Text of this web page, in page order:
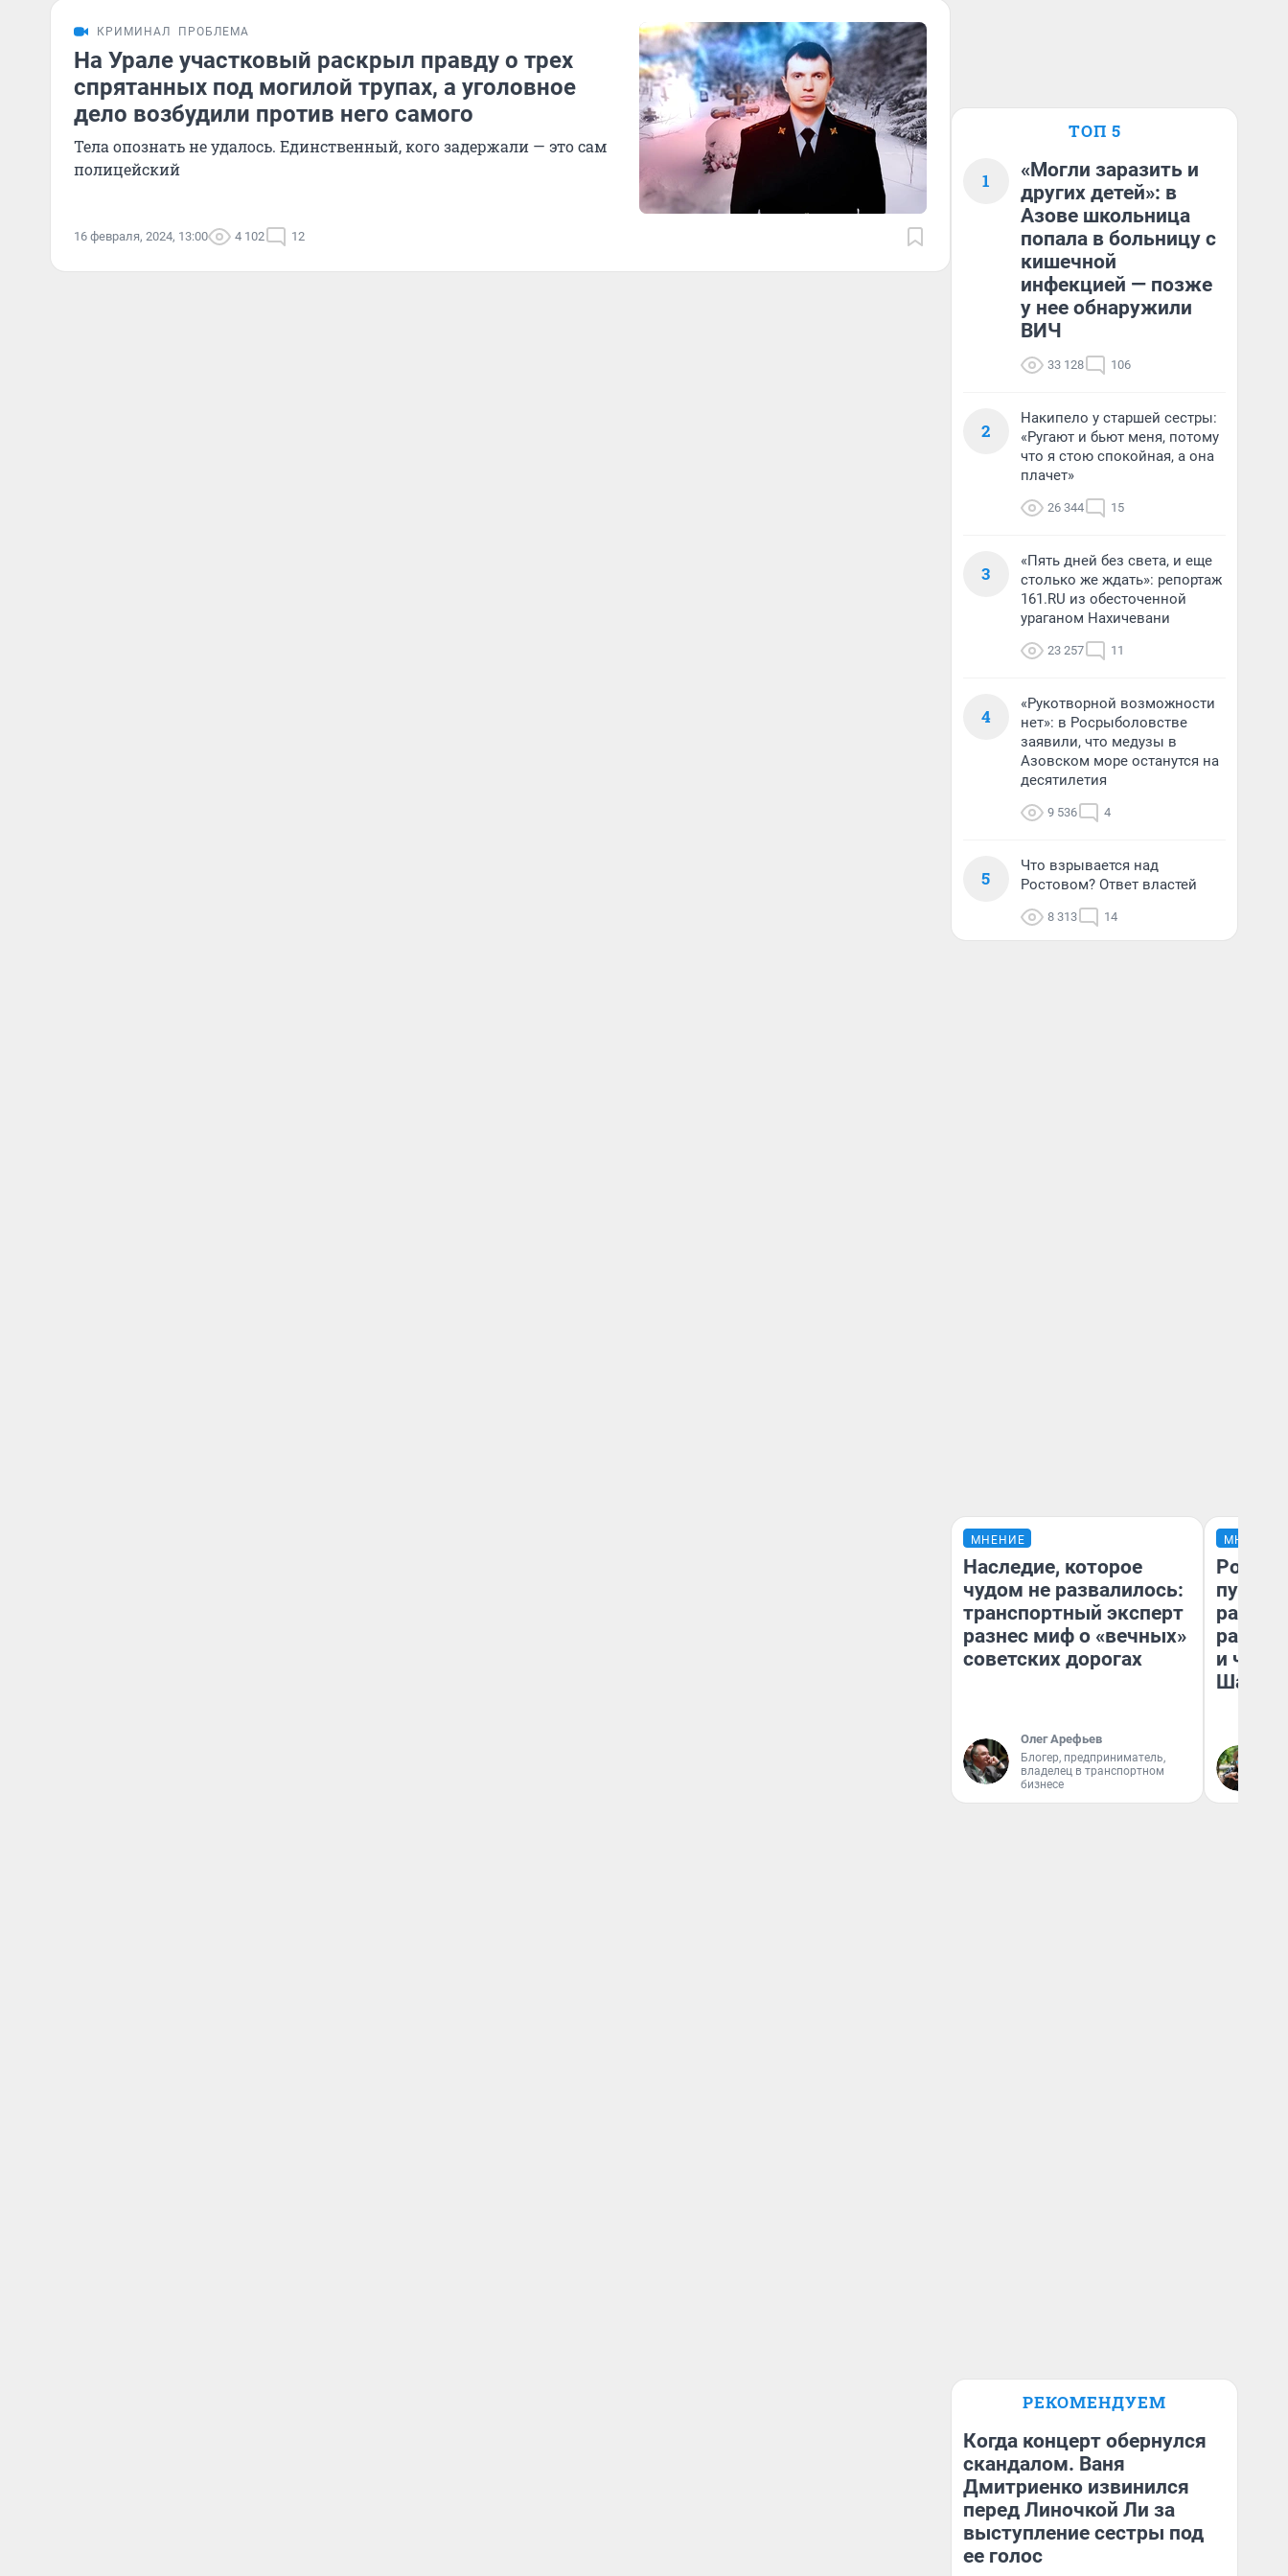
КРИМИНАЛ ПРОБЛЕМА
На Урале участковый раскрыл правду о трех
спрятанных под могилой трупах, а уголовное
дело возбудили против него самого
Тела опознать не удалось. Единственный, кого задержали — это сам
полицейский
16 февраля, 2024, 13:00 4 102 12
ТОП 5
1
«Могли заразить и
других детей»: в
Азове школьница
попала в больницу с
кишечной
инфекцией — позже
у нее обнаружили
ВИЧ
33 128 106
2
Накипело у старшей сестры:
«Ругают и бьют меня, потому
что я стою спокойная, а она
плачет»
26 344 15
3
«Пять дней без света, и еще
столько же ждать»: репортаж
161.RU из обесточенной
ураганом Нахичевани
23 257 11
4
«Рукотворной возможности
нет»: в Росрыболовстве
заявили, что медузы в
Азовском море останутся на
десятилетия
9 536 4
5
Что взрывается над
Ростовом? Ответ властей
8 313 14
МНЕНИЕ
Наследие, которое
чудом не развалилось:
транспортный эксперт
разнес миф о «вечных»
советских дорогах
Олег Арефьев
Блогер, предприниматель,
владелец в транспортном
бизнесе
МНЕНИЕ
и чем
РЕКОМЕНДУЕМ
Когда концерт обернулся
скандалом. Ваня
Дмитриенко извинился
перед Линочкой Ли за
выступление сестры под
ее голос